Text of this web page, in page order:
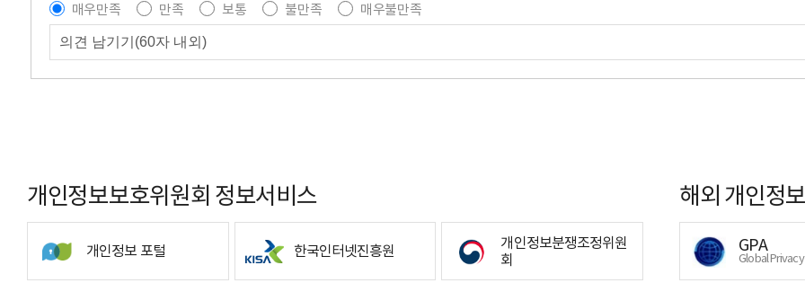
매우만족
만족 보통 불만족
매우불만족
개인정보보호위원회 정보서비스
개인정보 포털 한국인터넷진흥원
개인정보분쟁조정위원
회
해외 개인정
GPA
Global